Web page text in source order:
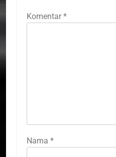
Komentar *
Nama *